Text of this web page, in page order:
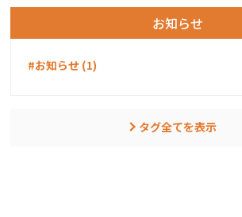
お知らせ
#お知らせ (1)
タグ全てを表示